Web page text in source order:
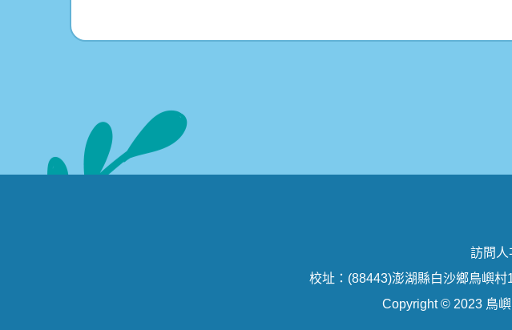
訪問人
校址：(88443)澎湖縣白沙鄉鳥嶼
Copyright © 2023 鳥